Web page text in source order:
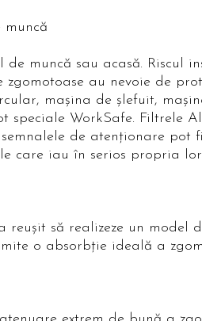
muncă sau acasă. Riscul
au nevoie de
maşina de şlefuit,
WorkSafe. Filtrele
de atenţionare pot
care iau în serios propria
să realizeze un model
o absorbţie ideală a